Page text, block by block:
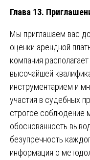
Глава 13.
Мы приглашаем вас
оценки арендной
компания
высочайшей
инструментарием и
участия в судебных
строгое соблюдение
обоснованность
безупречность
информация о